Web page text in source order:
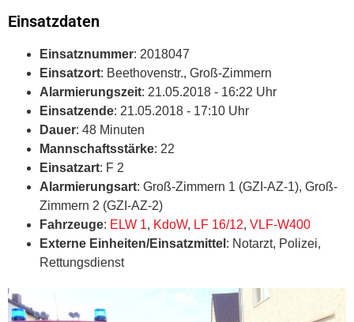
Einsatzdaten
Einsatznummer: 2018047
Einsatzort: Beethovenstr., Groß-Zimmern
Alarmierungszeit: 21.05.2018 - 16:22 Uhr
Einsatzende: 21.05.2018 - 17:10 Uhr
Dauer: 48 Minuten
Mannschaftsstärke: 22
Einsatzart: F 2
Alarmierungsart: Groß-Zimmern 1 (GZI-AZ-1), Groß-
Zimmern 2 (GZI-AZ-2)
Fahrzeuge: ELW 1, KdoW, LF 16/12, VLF-W400
Externe Einheiten/Einsatzmittel : Notarzt, Polizei,
Rettungsdienst